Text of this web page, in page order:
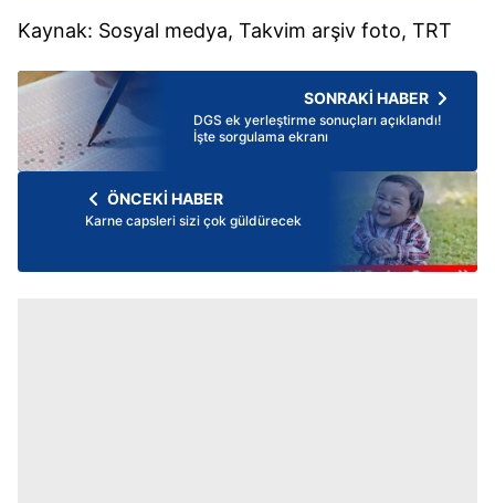
Kaynak: Sosyal medya, Takvim arşiv foto, TRT
SONRAKİ HABER
DGS ek yerleştirme sonuçları açıklandı!
İşte sorgulama ekranı
ÖNCEKİ HABER
Karne capsleri sizi çok güldürecek